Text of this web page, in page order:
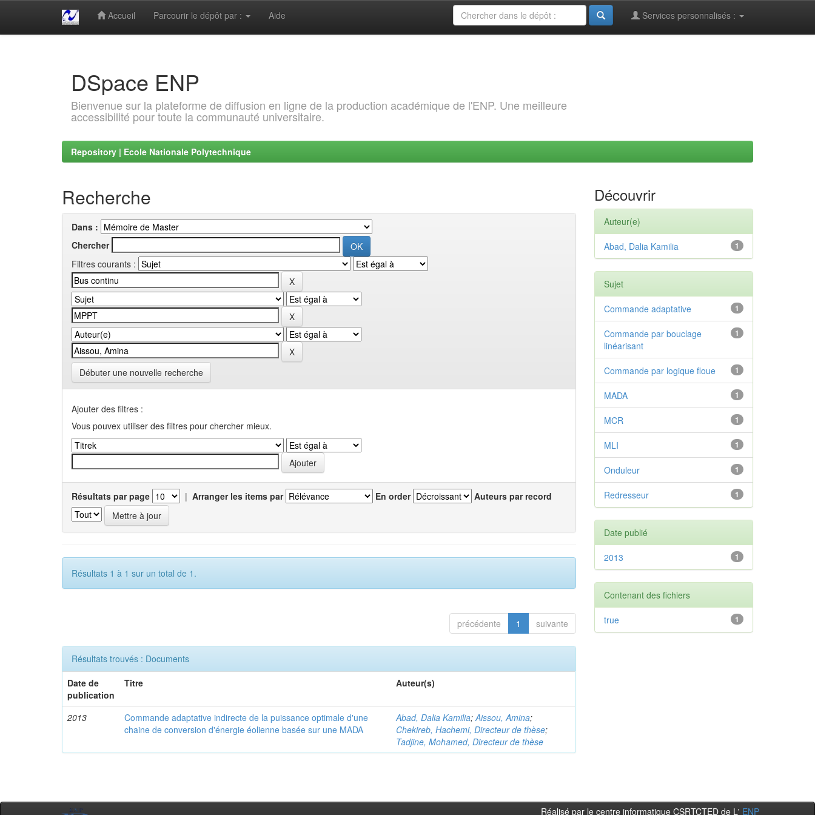
Accueil Parcourir le dépôt par : Aide Services personnalisés :
DSpace ENP
Bienvenue sur la plateforme de diffusion en ligne de la production académique de l'ENP. Une meilleure
accessibilité pour toute la communauté universitaire.
Repository | Ecole Nationale Polytechnique
Recherche
Dans :
Chercher
Filtres courants :
Débuter une nouvelle recherche
Ajouter des filtres :
Vous pouvex utiliser des filtres pour chercher mieux.
Résultats par page | Arranger les items par En order Auteurs par record
Résultats 1 à 1 sur un total de 1.
précédente 1 suivante
Résultats trouvés : Documents
Date de
publication
Titre Auteur(s)
2013
Commande adaptative indirecte de la puissance optimale d'une
chaine de conversion d'énergie éolienne basée sur une MADA
Abad, Dalia Kamilia;Aissou, Amina;
Chekireb, Hachemi, Directeur de thèse;
Tadjine, Mohamed, Directeur de thèse
Découvrir
Auteur(e)
1
Abad, Dalia Kamilia
Sujet
1
Commande adaptative
1
Commande par bouclage
linéarisant
1
Commande par logique floue
1
MADA
1
MCR
1
MLI
1
Onduleur
1
Redresseur
Date publié
1
2013
Contenant des fichiers
1
true
Réalisé par le centre informatique CSRTCTED de L' ENP